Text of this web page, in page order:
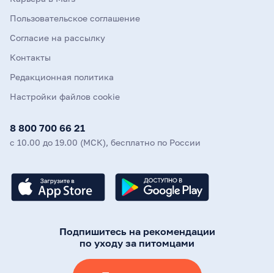
Пользовательское соглашение
Согласие на рассылку
Контакты
Редакционная политика
Настройки файлов cookie
8 800 700 66 21
с 10.00 до 19.00 (МСК), бесплатно по России
Подпишитесь на рекомендации
по уходу за питомцами